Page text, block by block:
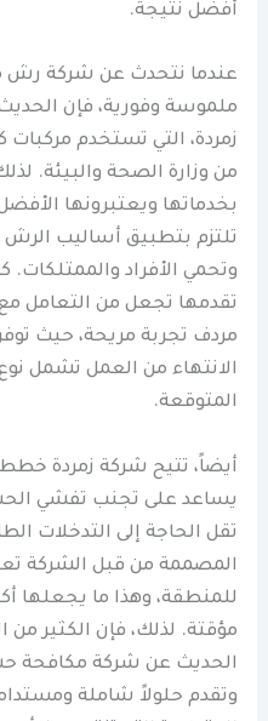
أفضل نتيجة.
عندما نتحدث عن شركة رش
ملموسة وفورية، فإن
زمردة، التي تستخدم مركبات
من وزارة الصحة والبيئة.
بخدماتها ويعتبرونها
تلتزم بتطبيق أساليب
وتحمي الأفراد والممتلكات.
تقدمها تجعل من التعامل
مردف تجربة مريحة، حيث
الانتهاء من العمل تشمل نوع
المتوقعة.
أيضاً، تتيح شركة زمردة
يساعد على تجنب تفشي
تقل الحاجة إلى التدخلات
المصممة من قبل الشركة
للمنطقة، وهذا ما يجعلها
مؤقتة. لذلك، فإن الكثير
الحديث عن شركة
وتقدم حلولاً شاملة